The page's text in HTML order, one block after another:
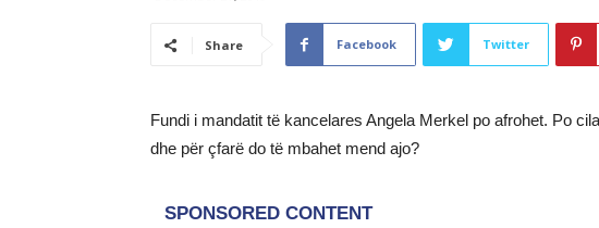
Share Facebook Twitter
Fundi i mandatit të kancelares Angela Merkel po afrohet. Po
dhe për çfarë do të mbahet mend ajo?